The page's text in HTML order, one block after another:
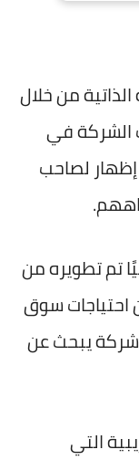
من خلال
الشركة في
لصاحب
تم تطويره من
سوق
شركة يبحث عن
التي